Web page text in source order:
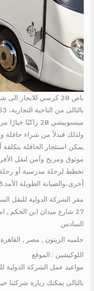
باص 28 كرسي للايجار الى شرم الشيخ 01004230753
ميتسوبيشي 28
ولذلك فبدلاً من شراء حافلة
يمكن استئجار الحافلة
موثوق ومريح وآمن لنقل
تخطط لرحلة مدرسية أو
أخرى،والصيانة الطويلة الأمد.01004230753
مقر الشركة الدولية للنقل
27 شارع ميدان ابن الحكم ,
السادس
حلميه الزيتون , مصر , القاهرة
اللوكيشين : الموقع
مواعيد عمل الشركة الدولية
بالتالى يمكنك زيارة شركتنا